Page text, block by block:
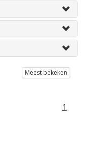
Meest bekeken
1